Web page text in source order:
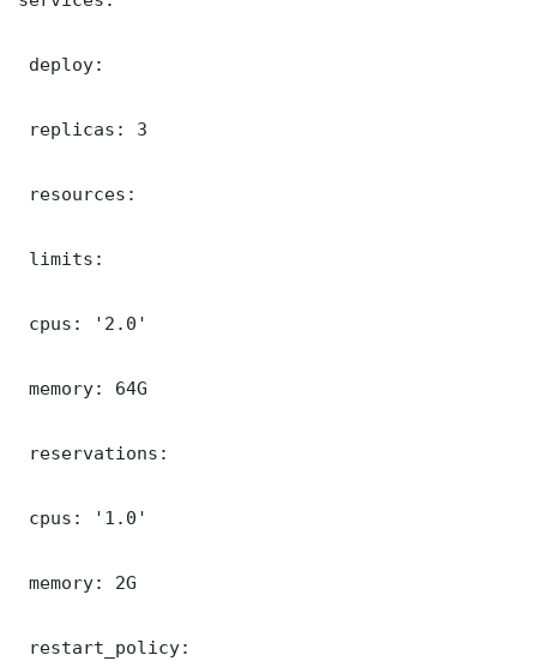
deploy:
replicas: 3
resources:
limits:
cpus: '2.0'
memory: 64G
reservations:
cpus: '1.0'
memory: 2G
restart_policy: